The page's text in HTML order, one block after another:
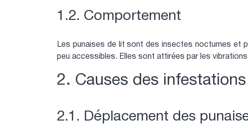
1.2. Comportement
Les punaises de lit sont des insectes nocturnes et
peu accessibles. Elles sont attirées par les
2. Causes des infestations
2.1. Déplacement des